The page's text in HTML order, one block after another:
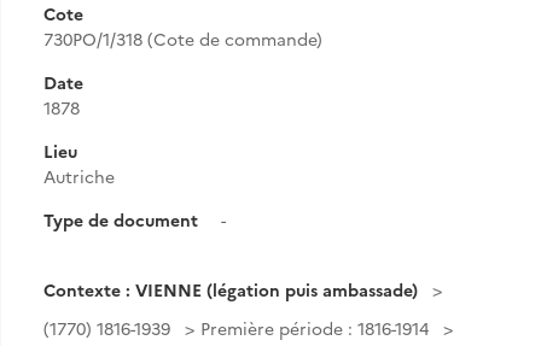
Cote
730PO/1/318 (Cote de commande)
Date
1878
Lieu
Autriche
Type de document
-
Contexte : VIENNE (légation puis ambassade)
(1770) 1816-1939
Première période : 1816-1914